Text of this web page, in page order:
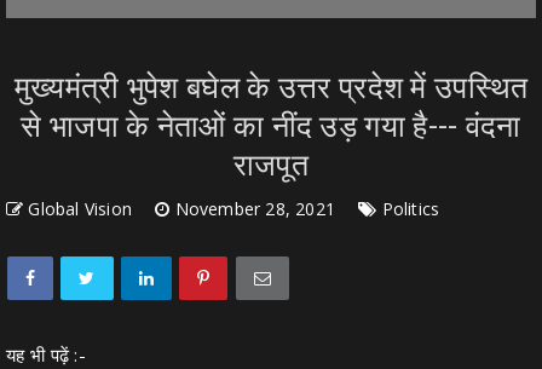
मुख्यमंत्री भुपेश बघेल के उत्तर प्रदेश में उपस्थित
से भाजपा के नेताओं का नींद उड़ गया है--- वंदना
राजपूत
Global Vision November 28, 2021 Politics
यह भी पढ़ें :-